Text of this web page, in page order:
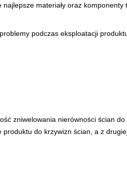
materiały oraz komponenty
podczas eksploatacji produktu
zniwelowania nierówności ścian
do krzywizn ścian, a z